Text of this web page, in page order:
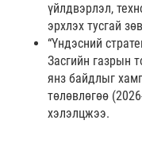
үйлдвэрлэл,
эрхлэх тусгай
“Үндэсний
Засгийн газрын
янз байдлыг
төлөвлөгөө
хэлэлцжээ.